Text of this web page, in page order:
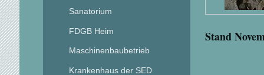
Stand
Sanatorium
FDGB Heim
Maschinenbaubetrieb
Krankenhaus der SED